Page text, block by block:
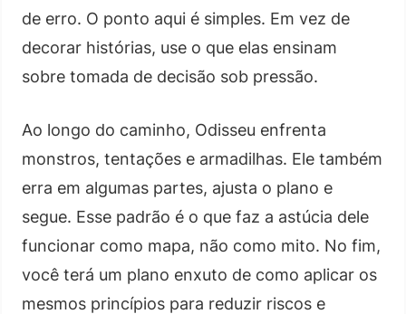
de erro. O ponto aqui é simples. Em vez de
decorar histórias, use o que elas ensinam
sobre tomada de decisão sob pressão.
Ao longo do caminho, Odisseu enfrenta
monstros, tentações e armadilhas. Ele também
erra em algumas partes, ajusta o plano e
segue. Esse padrão é o que faz a astúcia dele
funcionar como mapa, não como mito. No fim,
você terá um plano enxuto de como aplicar os
mesmos princípios para reduzir riscos e